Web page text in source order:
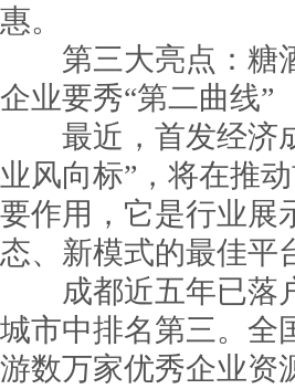
惠。
第三大亮点：糖酒
企业要秀“第二曲线”
最近，首发经济成
业风向标”，将在推
要作用，它是行业展
态、新模式的最佳平
成都近五年已落户
城市中排名第三。全
游数万家优秀企业资